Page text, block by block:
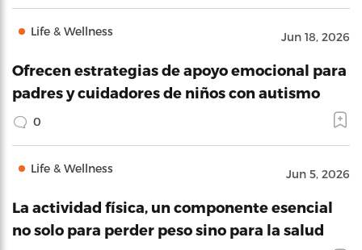
Life & Wellness Jun 18, 2026
Ofrecen estrategias de apoyo emocional para
padres y cuidadores de niños con autismo
0
Life & Wellness Jun 5, 2026
La actividad física, un componente esencial
no solo para perder peso sino para la salud